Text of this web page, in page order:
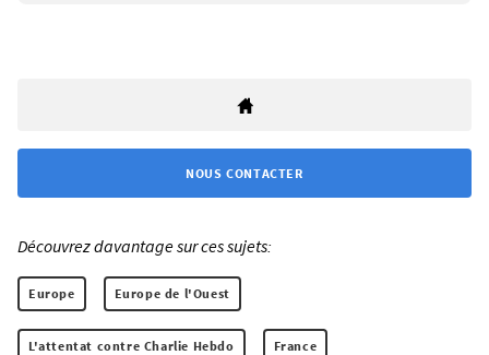
NOUS CONTACTER
Découvrez davantage sur ces sujets:
Europe Europe de l'Ouest
L'attentat contre Charlie Hebdo France